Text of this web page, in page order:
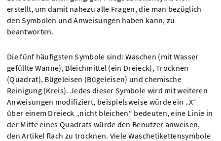
erstellt, um damit nahezu alle Fragen, die man bezüglich
den Symbolen und Anweisungen haben kann, zu
beantworten.
Die fünf häufigsten Symbole sind: Waschen (mit Wasser
gefüllte Wanne), Bleichmittel (ein Dreieck), Trocknen
(Quadrat), Bügeleisen (Bügeleisen) und chemische
Reinigung (Kreis). Jedes dieser Symbole wird mit weiteren
Anweisungen modifiziert, beispielsweise würde ein „X“
über einem Dreieck „nicht bleichen“ bedeuten, eine Linie in
der Mitte eines Quadrats würde den Benutzer anweisen,
den Artikel flach zu trocknen. Viele Waschetikettensymbole